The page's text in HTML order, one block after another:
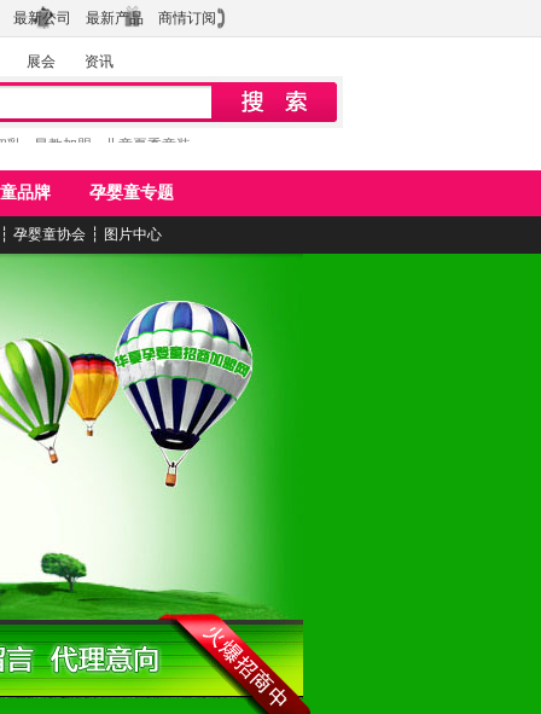
最新公司 最新产品 商情订阅
展会 资讯
乳 早教加盟 儿童夏季童装
品牌 孕婴童专题
┆ 孕婴童协会 ┆ 图片中心